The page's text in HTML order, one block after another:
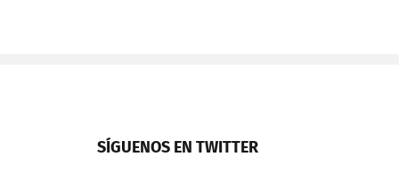
SÍGUENOS EN TWITTER